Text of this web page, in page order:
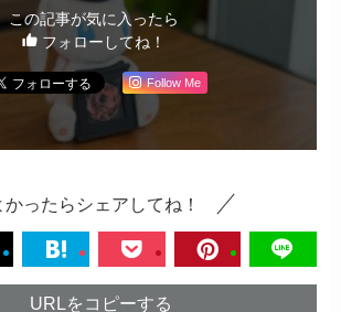
この記事が気に入ったら
フォローしてね！
Follow Me
かったらシェアしてね！
URLをコピーする